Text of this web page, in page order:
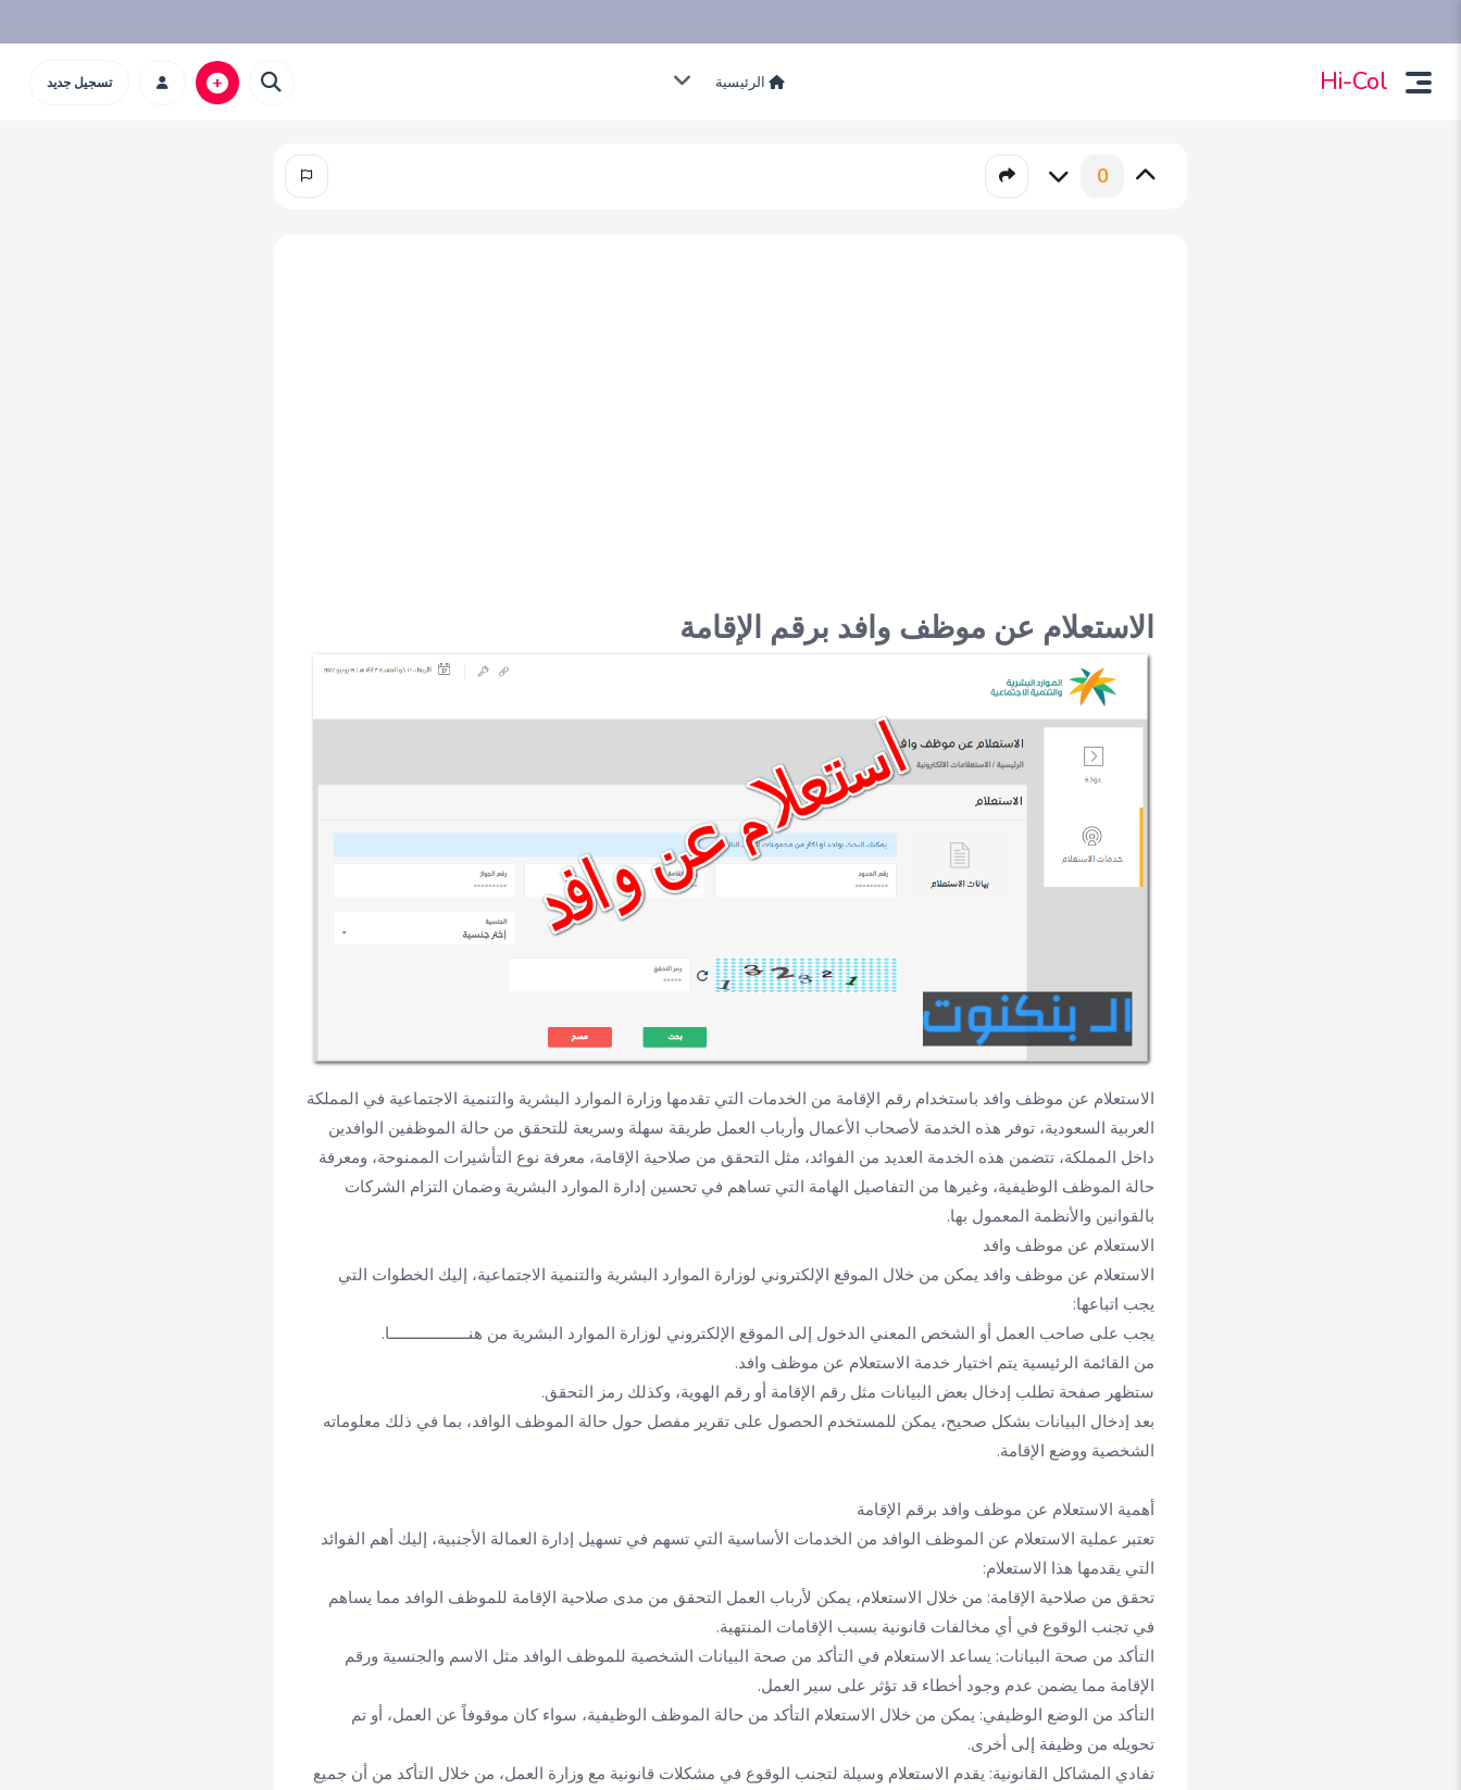
Hi-Col الرئيسية تسجيل جديد
0
الاستعلام عن موظف وافد برقم الإقامة
الاستعلام عن موظف وافد باستخدام رقم الإقامة من الخدمات التي تقدمها وزارة الموارد البشرية والتنمية الاجتماعية في المملكة
العربية السعودية، توفر هذه الخدمة لأصحاب الأعمال وأرباب العمل طريقة سهلة وسريعة للتحقق من حالة الموظفين الوافدين
داخل المملكة، تتضمن هذه الخدمة العديد من الفوائد، مثل التحقق من صلاحية الإقامة، معرفة نوع التأشيرات الممنوحة، ومعرفة
حالة الموظف الوظيفية، وغيرها من التفاصيل الهامة التي تساهم في تحسين إدارة الموارد البشرية وضمان التزام الشركات
بالقوانين والأنظمة المعمول بها.
الاستعلام عن موظف وافد
الاستعلام عن موظف وافد يمكن من خلال الموقع الإلكتروني لوزارة الموارد البشرية والتنمية الاجتماعية، إليك الخطوات التي
يجب اتباعها:
يجب على صاحب العمل أو الشخص المعني الدخول إلى الموقع الإلكتروني لوزارة الموارد البشرية من هنــــــــــــــــــا.
من القائمة الرئيسية يتم اختيار خدمة الاستعلام عن موظف وافد.
ستظهر صفحة تطلب إدخال بعض البيانات مثل رقم الإقامة أو رقم الهوية، وكذلك رمز التحقق.
بعد إدخال البيانات بشكل صحيح، يمكن للمستخدم الحصول على تقرير مفصل حول حالة الموظف الوافد، بما في ذلك معلوماته
الشخصية ووضع الإقامة.
أهمية الاستعلام عن موظف وافد برقم الإقامة
تعتبر عملية الاستعلام عن الموظف الوافد من الخدمات الأساسية التي تسهم في تسهيل إدارة العمالة الأجنبية، إليك أهم الفوائد
التي يقدمها هذا الاستعلام:
تحقق من صلاحية الإقامة: من خلال الاستعلام، يمكن لأرباب العمل التحقق من مدى صلاحية الإقامة للموظف الوافد مما يساهم
في تجنب الوقوع في أي مخالفات قانونية بسبب الإقامات المنتهية.
التأكد من صحة البيانات: يساعد الاستعلام في التأكد من صحة البيانات الشخصية للموظف الوافد مثل الاسم والجنسية ورقم
الإقامة مما يضمن عدم وجود أخطاء قد تؤثر على سير العمل.
التأكد من الوضع الوظيفي: يمكن من خلال الاستعلام التأكد من حالة الموظف الوظيفية، سواء كان موقوفاً عن العمل، أو تم
تحويله من وظيفة إلى أخرى.
تفادي المشاكل القانونية: يقدم الاستعلام وسيلة لتجنب الوقوع في مشكلات قانونية مع وزارة العمل، من خلال التأكد من أن جميع